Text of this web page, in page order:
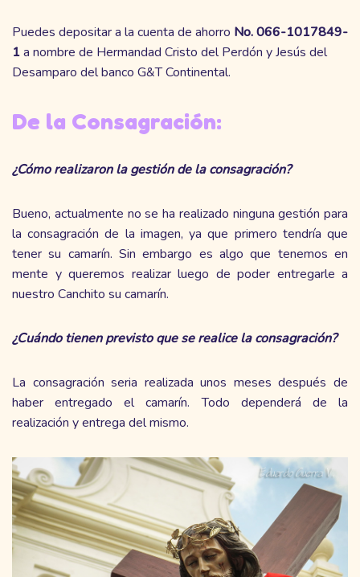
Puedes depositar a la cuenta de ahorro No. 066-1017849-
1a nombre de Hermandad Cristo del Perdón y Jesús del
Desamparo del banco G&T Continental.
De la Consagración:
¿Cómo realizaron la gestión de la consagración?
Bueno, actualmente no se ha realizado ninguna gestión para
la consagración de la imagen, ya que primero tendría que
tener su camarín. Sin embargo es algo que tenemos en
mente y queremos realizar luego de poder entregarle a
nuestro Canchito su camarín.
¿Cuándo tienen previsto que se realice la consagración?
La consagración seria realizada unos meses después de
haber entregado el camarín. Todo dependerá de la
realización y entrega del mismo.